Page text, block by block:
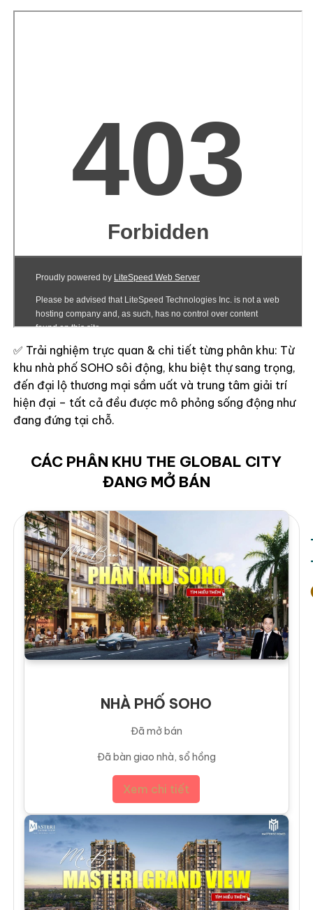
✅ Trải nghiệm trực quan & chi tiết từng phân khu: Từ
khu nhà phố SOHO sôi động, khu biệt thự sang trọng,
đến đại lộ thương mại sầm uất và trung tâm giải trí
hiện đại – tất cả đều được mô phỏng sống động như
đang đứng tại chỗ.
CÁC PHÂN KHU THE GLOBAL CITY
ĐANG MỞ BÁN
NHÀ PHỐ SOHO
Đã mở bán
Đã bàn giao nhà, sổ hồng
Xem chi tiết